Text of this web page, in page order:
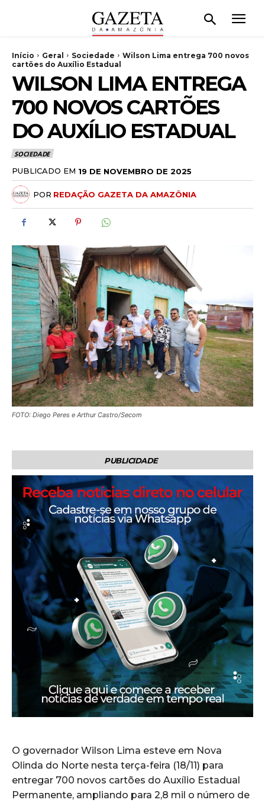
Início Geral Sociedade
Wilson Lima entrega 700 novos
cartões do Auxílio Estadual
WILSON LIMA ENTREGA
700 NOVOS CARTÕES
DO AUXÍLIO ESTADUAL
SOCIEDADE
PUBLICADO EM 19 DE NOVEMBRO DE 2025
POR REDAÇÃO GAZETA DA AMAZÔNIA
FOTO: Diego Peres e Arthur Castro/Secom
PUBLICIDADE
O governador Wilson Lima esteve em Nova
Olinda do Norte nesta terça-feira (18/11) para
entregar 700 novos cartões do Auxílio Estadual
Permanente, ampliando para 2,8 mil o número de